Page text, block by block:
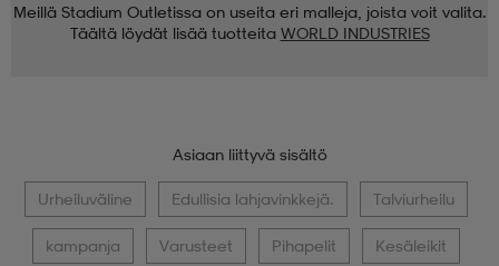
Meillä Stadium Outletissa on useita eri malleja, joista voit valita.
Täältä löydät lisää tuotteita WORLD INDUSTRIES
Asiaan liittyvä sisältö
Urheiluväline Edullisia lahjavinkkejä. Talviurheilu
kampanja Varusteet Pihapelit Kesäleikit